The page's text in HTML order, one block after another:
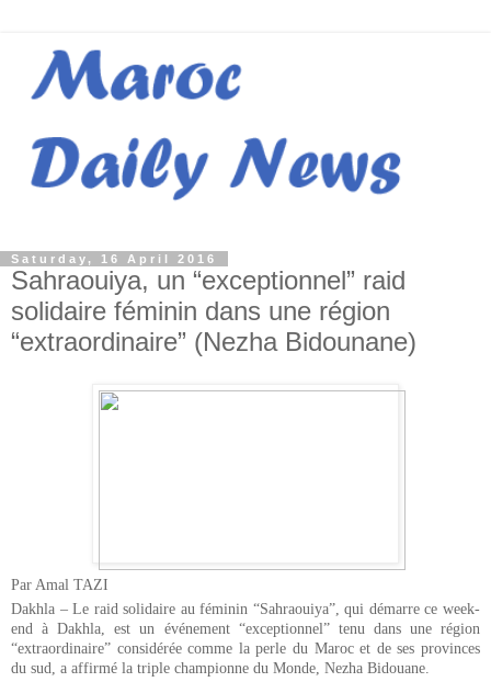
Saturday, 16 April 2016
Sahraouiya, un “exceptionnel” raid
solidaire féminin dans une région
“extraordinaire” (Nezha Bidounane)
Par Amal TAZI
Dakhla – Le raid solidaire au féminin “Sahraouiya”, qui démarre ce week-
end à Dakhla, est un événement “exceptionnel” tenu dans une région
“extraordinaire” considérée comme la perle du Maroc et de ses provinces
du sud, a affirmé la triple championne du Monde, Nezha Bidouane.